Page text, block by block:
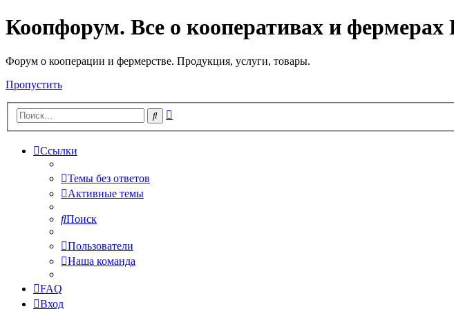
Коопфорум. Все о кооперативах и фермерах
Форум о кооперации и фермерстве. Продукция, услуги, товары.
Пропустить
Поиск
Ссылки
Темы без ответов
Активные темы
Поиск
Пользователи
Наша команда
FAQ
Вход